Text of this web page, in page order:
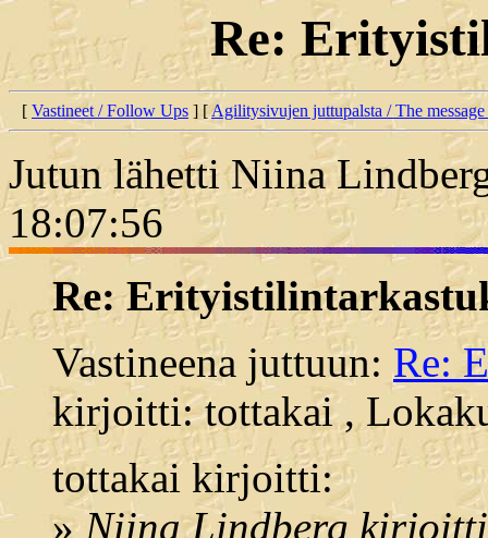
Re:
[ Vastineet / Follow Ups ] [Agilitysivujen juttupalsta / The
Jutun lähetti Niina
18:07:56
Re:
Vastineena juttuun: Re:
kirjoitti: tottakai ,
tottakai kirjoitti:
» Niina Lindberg